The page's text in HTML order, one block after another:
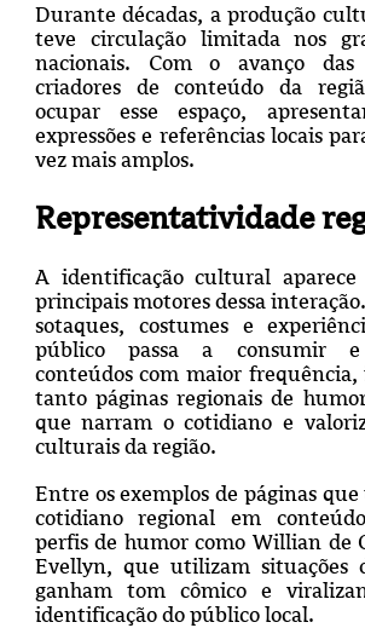
Durante décadas, a produção
teve circulação limitada nos
nacionais. Com o avanço das
criadores de conteúdo da
ocupar esse espaço,
expressões e referências locais
vez mais amplos.
Representatividade
A identificação cultural
principais motores dessa
sotaques, costumes e
público passa a consumir e
conteúdos com maior
tanto páginas regionais de
que narram o cotidiano e
culturais da região.
Entre os exemplos de páginas
cotidiano regional em
perfis de humor como Willian de
Evellyn, que utilizam situações
ganham tom cômico e
identificação do público local.